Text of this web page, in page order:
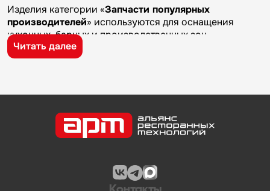
Изделия категории «Запчасти популярных
производителей» используются для оснащения
кухонных, барных и производственных зон
предприятий общественного питания. Такие товары
применяются на профессиональных кухнях
требуется качественное оборудование и кухонный
инвентарь для ежедневной работы.
Hurakanизвестен на рынке
надежности и практичности. Продукция
производителя используется на предприятиях
Читать далее